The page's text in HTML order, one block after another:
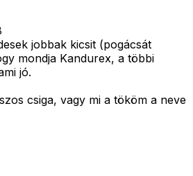
jobbak kicsit (pogácsát
mondja Kandurex, a többi
jó.
csiga, vagy mi a tököm a neve